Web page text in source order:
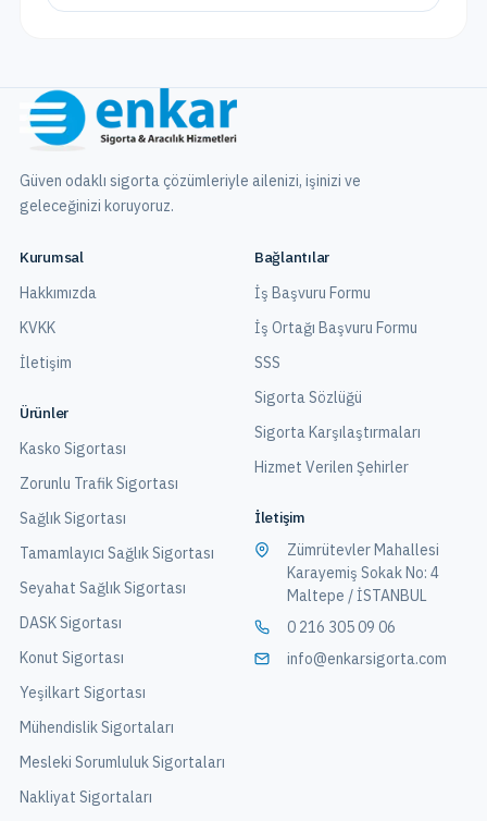
Güven odaklı sigorta çözümleriyle ailenizi, işinizi ve
geleceğinizi koruyoruz.
Kurumsal
Hakkımızda
KVKK
İletişim
Ürünler
Kasko Sigortası
Zorunlu Trafik Sigortası
Sağlık Sigortası
Tamamlayıcı Sağlık Sigortası
Seyahat Sağlık Sigortası
DASK Sigortası
Konut Sigortası
Yeşilkart Sigortası
Mühendislik Sigortaları
Mesleki Sorumluluk Sigortaları
Nakliyat Sigortaları
Bağlantılar
İş Başvuru Formu
İş Ortağı Başvuru Formu
SSS
Sigorta Sözlüğü
Sigorta Karşılaştırmaları
Hizmet Verilen Şehirler
İletişim
Zümrütevler Mahallesi
Karayemiş Sokak No: 4
Maltepe / İSTANBUL
0 216 305 09 06
info@enkarsigorta.com